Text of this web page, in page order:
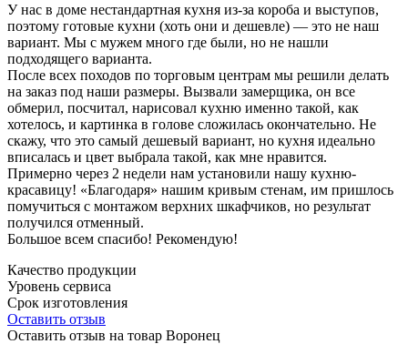
У нас в доме нестандартная кухня из-за короба и выступов,
поэтому готовые кухни (хоть они и дешевле) — это не наш
вариант. Мы с мужем много где были, но не нашли
подходящего варианта.
После всех походов по торговым центрам мы решили делать
на заказ под наши размеры. Вызвали замерщика, он все
обмерил, посчитал, нарисовал кухню именно такой, как
хотелось, и картинка в голове сложилась окончательно. Не
скажу, что это самый дешевый вариант, но кухня идеально
вписалась и цвет выбрала такой, как мне нравится.
Примерно через 2 недели нам установили нашу кухню-
красавицу! «Благодаря» нашим кривым стенам, им пришлось
помучиться с монтажом верхних шкафчиков, но результат
получился отменный.
Большое всем спасибо! Рекомендую!
Качество продукции
Уровень сервиса
Срок изготовления
Оставить отзыв
Оставить отзыв на товар Воронец